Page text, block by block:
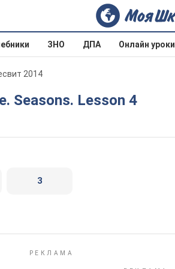
ЗНО ДПА Онлайн уроки
2014
Seasons. Lesson 4
3